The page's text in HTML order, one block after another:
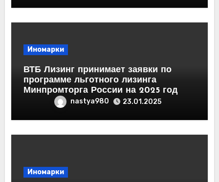
Иномарки
ВТБ Лизинг принимает заявки по
программе льготного лизинга
Минпромторга России на 2025 год
nastya980 23.01.2025
Иномарки